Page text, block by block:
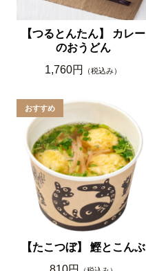
【つるとんたん】 カレー
のおうどん
1,760円
（税込み）
【たこつぼ】 鰹とこんぶ